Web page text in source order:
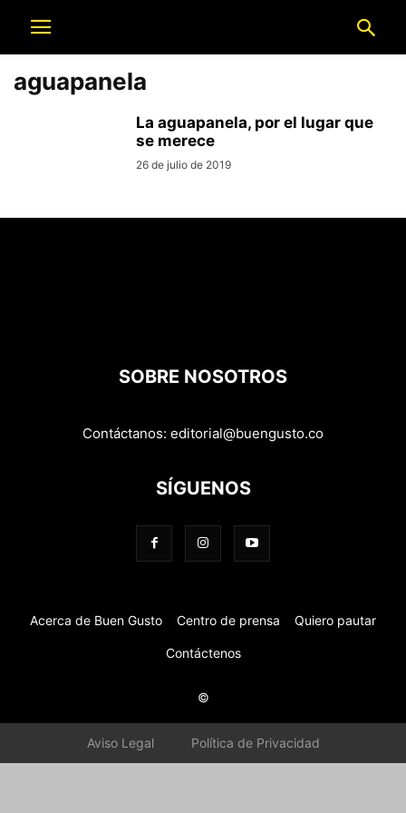
aguapanela
La aguapanela, por el lugar que
se merece
26 de julio de 2019
SOBRE NOSOTROS
Contáctanos: editorial@buengusto.co
SÍGUENOS
Acerca de Buen Gusto Centro de prensa Quiero pautar
Contáctenos
©
Aviso Legal Política de Privacidad